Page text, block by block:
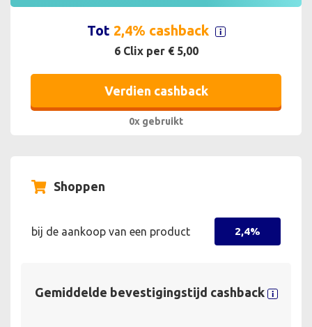
Tot 2,4% cashback
6 Clix per € 5,00
Verdien cashback
0x gebruikt
Shoppen
bij de aankoop van een product 2,4%
Gemiddelde bevestigingstijd cashback